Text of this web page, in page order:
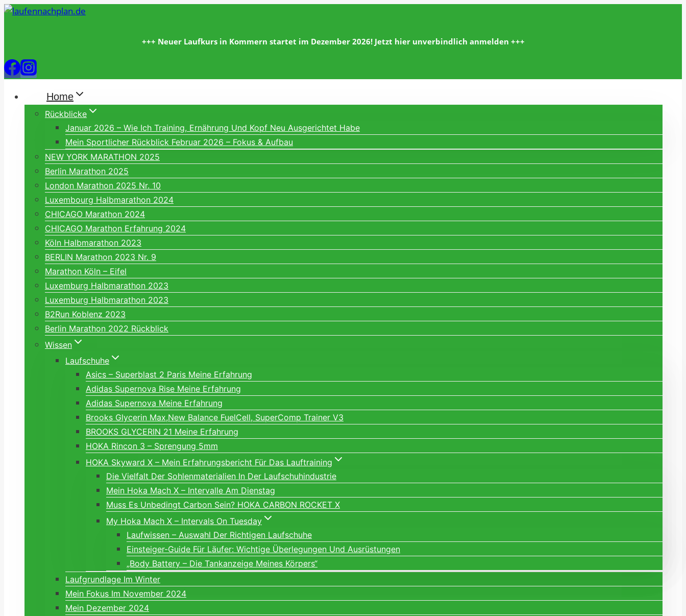
Zum
+++ Neuer Laufkurs in Kommern startet im Dezember 2026! Jetzt hier unverbindlich anmelden +++
Home
Rückblicke
Januar 2026 – Wie Ich Training, Ernährung Und Kopf Neu Ausgerichtet Habe
Mein Sportlicher Rückblick Februar 2026 – Fokus & Aufbau
NEW YORK MARATHON 2025
Berlin Marathon 2025
London Marathon 2025 Nr. 10
Luxembourg Halbmarathon 2024
CHICAGO Marathon 2024
CHICAGO Marathon Erfahrung 2024
Köln Halbmarathon 2023
BERLIN Marathon 2023 Nr. 9
Marathon Köln – Eifel
Luxemburg Halbmarathon 2023
Luxemburg Halbmarathon 2023
B2Run Koblenz 2023
Berlin Marathon 2022 Rückblick
Wissen
Laufschuhe
Asics – Superblast 2 Paris Meine Erfahrung
Adidas Supernova Rise Meine Erfahrung
Adidas Supernova Meine Erfahrung
Brooks Glycerin Max,New Balance FuelCell, SuperComp Trainer V3
BROOKS GLYCERIN 21 Meine Erfahrung
HOKA Rincon 3 – Sprengung 5mm
HOKA Skyward X – Mein Erfahrungsbericht Für Das Lauftraining
Die Vielfalt Der Sohlenmaterialien In Der Laufschuhindustrie
Mein Hoka Mach X – Intervalle Am Dienstag
Muss Es Unbedingt Carbon Sein? HOKA CARBON ROCKET X
My Hoka Mach X – Intervals On Tuesday
Laufwissen – Auswahl Der Richtigen Laufschuhe
Einsteiger-Guide Für Läufer: Wichtige Überlegungen Und Ausrüstungen
„Body Battery – Die Tankanzeige Meines Körpers“
Laufgrundlage Im Winter
Mein Fokus Im November 2024
Mein Dezember 2024